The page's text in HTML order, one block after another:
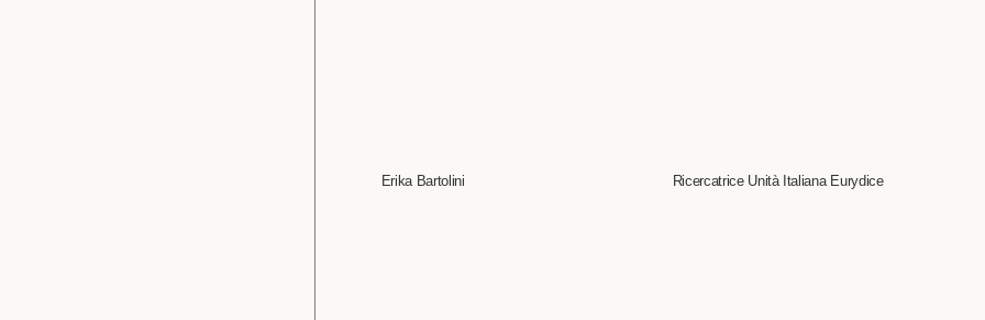
Erika Bartolini Ricercatrice Unità Italiana Eurydice